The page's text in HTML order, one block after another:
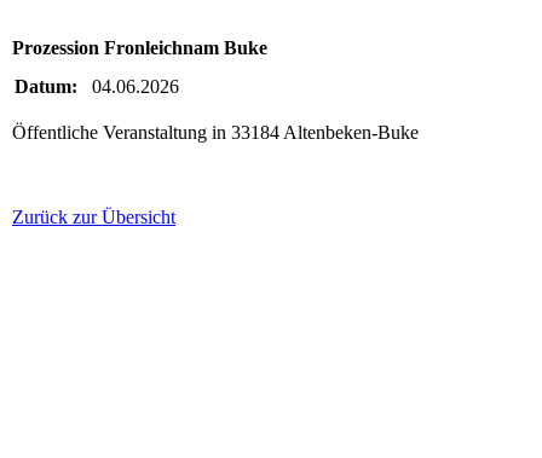
Prozession Fronleichnam Buke
Datum:
04.06.2026
Öffentliche Veranstaltung in 33184 Altenbeken-Buke
Zurück zur Übersicht